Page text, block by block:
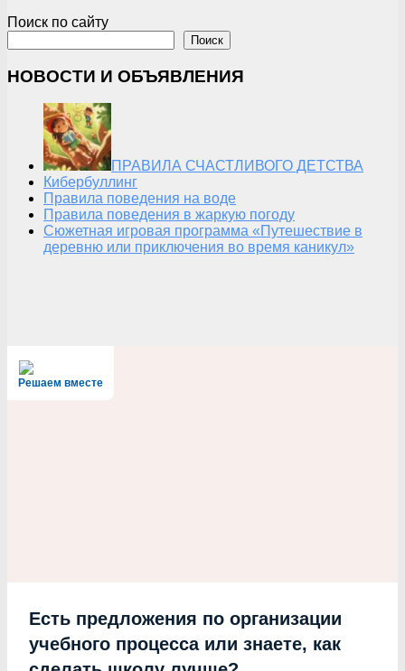
Поиск по сайту
Поиск
НОВОСТИ И ОБЪЯВЛЕНИЯ
ПРАВИЛА СЧАСТЛИВОГО ДЕТСТВА
Кибербуллинг
Правила поведения на воде
Правила поведения в жаркую погоду
Сюжетная игровая программа «Путешествие в
деревню или приключения во время каникул»
Решаем вместе
Есть предложения по организации
учебного процесса или знаете, как